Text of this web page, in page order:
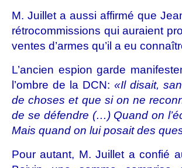
M. Juillet a aussi affirmé que
rétrocommissions qui auraient
ventes d’armes qu’il a eu
L’ancien espion garde
l’ombre de la DCN: «Il disait,
de choses et que si on ne
de se défendre (…) Quand on
Mais quand on lui posait des
Pour autant, M. Juillet a confié